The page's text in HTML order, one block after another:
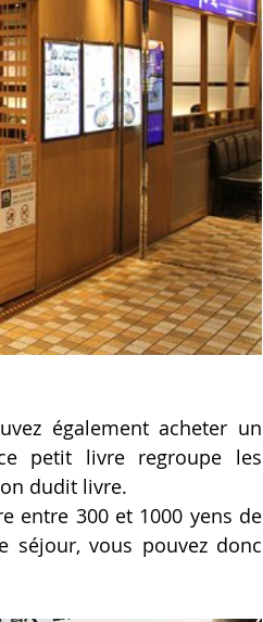
également acheter un
petit livre regroupe les
dudit livre.
entre 300 et 1000 yens de
séjour, vous pouvez donc